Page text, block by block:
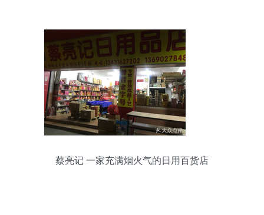
蔡亮记 一家充满烟火气的日用百货店